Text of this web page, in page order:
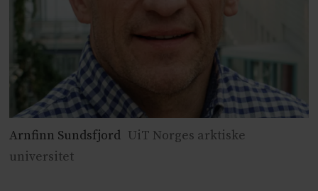
Arnfinn Sundsfjord UiT Norges arktiske
universitet